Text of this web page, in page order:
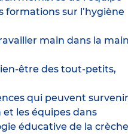
formations sur l’hygiène
main dans la main
être des tout-petits,
qui peuvent
les équipes dans
éducative de la